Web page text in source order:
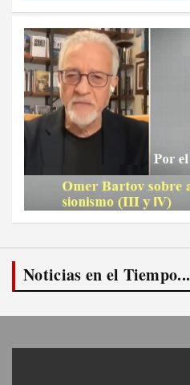
Noticias en el Tiempo...